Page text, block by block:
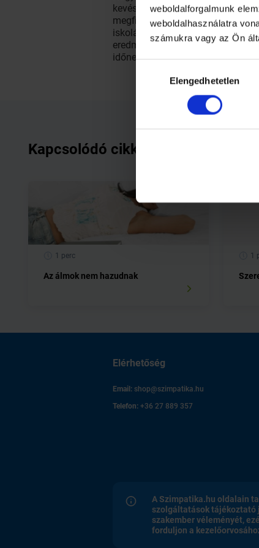
weboldalforgalmunk
weboldalhasználatra
számukra vagy az Ön
kiválasztásaElengedhetetlen
kevésbé képesek megtalálni a
megfigyelhető az alacsonyabb
iskolához. Ez a minta volt
eredményekből még az is
időnek a mennyisége számít,
Kapcsolódó cikkek
1 perc
Az álmok nem hazudnak
1
Elérhetőség
Email: shop@szimpatika.hu
Telefon: +36 27 889 357
A Szimpatika.hu oldalain
szolgáltatások
szakember véleményét,
forduljon a